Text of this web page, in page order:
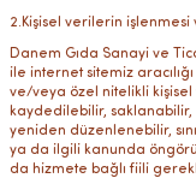
2.Kişisel verilerin
Danem Gıda Sanayi ve
ile internet sitemiz
ve/veya özel nitelikli
kaydedilebilir,
yeniden düzenlenebilir,
ya da ilgili kanunda
da hizmete bağlı fiili